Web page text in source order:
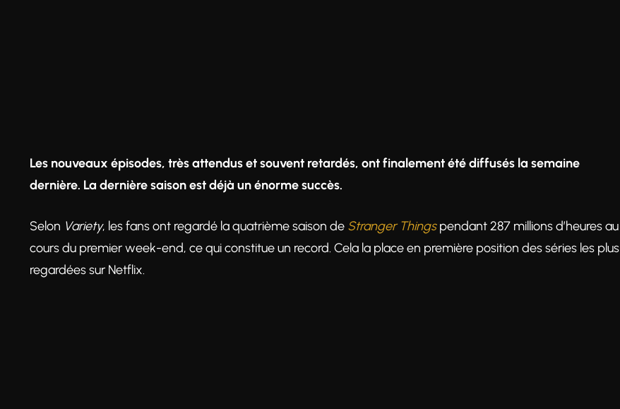
Les nouveaux épisodes, très attendus et souvent retardés, ont finalement été diffusés la semaine
dernière. La dernière saison est déjà un énorme succès.
Selon Variety, les fans ont regardé la quatrième saison de Stranger Thingspendant 287 millions d’heures au
cours du premier week-end, ce qui constitue un record. Cela la place en première position des séries les plus
regardées sur Netflix.